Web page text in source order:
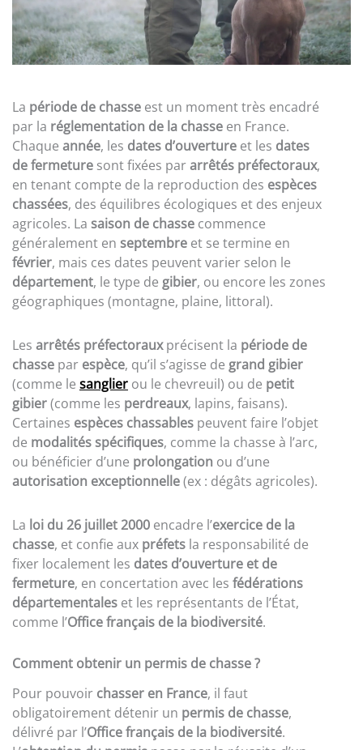
La période de chasse est un moment très encadré
par la réglementation de la chasse en France.
Chaque année, les dates d’ouverture et les dates
de fermeture sont fixées pararrêtés préfectoraux,
en tenant compte de la reproduction des espèces
chassées, des équilibres écologiques et des enjeux
agricoles. La saison de chasse commence
généralement en septembre et se termine en
février, mais ces dates peuvent varier selon le
département, le type de gibier, ou encore les zones
géographiques (montagne, plaine, littoral).
Les arrêtés préfectorauxprécisent la période de
chasse par espèce, qu’il s’agisse de grand gibier
(comme le sanglier ou le chevreuil) ou de petit
gibier(comme les perdreaux, lapins, faisans).
Certaines espèces chassables peuvent faire l’objet
de modalités spécifiques, comme la chasse à l’arc,
ou bénéficier d’une prolongation ou d’une
autorisation exceptionnelle(ex : dégâts agricoles).
La loi du 26 juillet 2000 encadre l’exercice de la
chasse, et confie aux préfets la responsabilité de
fixer localement les dates d’ouverture et de
fermeture, en concertation avec les fédérations
départementales et les représentants de l’État,
comme l’Office français de la biodiversité.
Comment obtenir un permis de chasse ?
Pour pouvoir chasser en France, il faut
obligatoirement détenir un permis de chasse,
délivré par l’Office français de la biodiversité.